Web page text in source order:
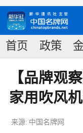
首页 政策
【品牌观
家用吹风
来源: 中国名牌网